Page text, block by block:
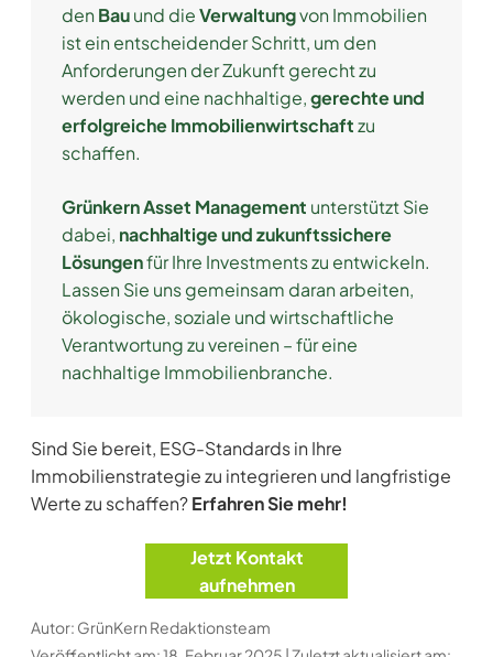
denBauund dieVerwaltungvon Immobilien
ist ein entscheidender Schritt, um den
Anforderungen der Zukunft gerecht zu
werden und eine nachhaltige,gerechte und
erfolgreiche Immobilienwirtschaftzu
schaffen.
Grünkern Asset Management unterstützt Sie
dabei, nachhaltige und zukunftssichere
Lösungenfür Ihre Investments zu entwickeln.
Lassen Sie uns gemeinsam daran arbeiten,
ökologische, soziale und wirtschaftliche
Verantwortung zu vereinen – für eine
nachhaltige Immobilienbranche.
Sind Sie bereit, ESG-Standards in Ihre
Immobilienstrategie zu integrieren und langfristige
Werte zu schaffen?Erfahren Sie mehr!
Jetzt Kontakt
aufnehmen
Autor: GrünKern Redaktionsteam